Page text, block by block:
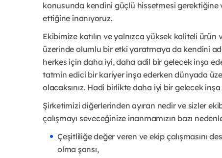
konusunda kendini güçlü hissetmesi gerektiğine
ettiğine inanıyoruz.
Ekibimize katılın ve yalnızca yüksek kaliteli
üzerinde olumlu bir etki yaratmaya da kendini
herkes için daha iyi, daha adil bir gelecek inşa
tatmin edici bir kariyer inşa ederken dünyada
olacaksınız. Hadi birlikte daha iyi bir gelecek
Şirketimizi diğerlerinden ayıran nedir ve sizler
çalışmayı seveceğinize inanmamızın bazı
Çeşitliliğe değer veren ve ekip çalışmasını
olma şansı,